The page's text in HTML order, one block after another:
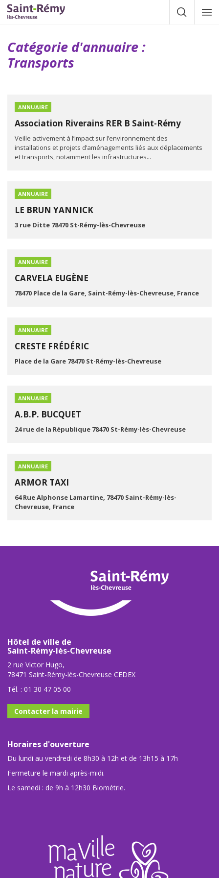
Gestion des traceurs
Afficher la
Catégorie d'annuaire :
Transports
ANNUAIRE
Association Riverains RER B Saint-Rémy
Veille activement à l’impact sur l’environnement des
installations et projets d’aménagements liés aux déplacements
et transports, notamment les infrastructures...
ANNUAIRE
LE BRUN YANNICK
3 rue Ditte 78470 St-Rémy-lès-Chevreuse
ANNUAIRE
CARVELA EUGÈNE
78470 Place de la Gare, Saint-Rémy-lès-Chevreuse, France
ANNUAIRE
CRESTE FRÉDÉRIC
Place de la Gare 78470 St-Rémy-lès-Chevreuse
ANNUAIRE
A.B.P. BUCQUET
24 rue de la République 78470 St-Rémy-lès-Chevreuse
ANNUAIRE
ARMOR TAXI
64 Rue Alphonse Lamartine, 78470 Saint-Rémy-lès-
Chevreuse, France
Hôtel de ville de
Saint-Rémy-lès-Chevreuse
2 rue Victor Hugo,
78471 Saint-Rémy-lès-Chevreuse CEDEX
Tél. : 01 30 47 05 00
Contacter la mairie
Horaires d'ouverture
Du lundi au vendredi de 8h30 à 12h et de 13h15 à 17h
Fermeture le mardi après-midi.
Le samedi : de 9h à 12h30 Biométrie.